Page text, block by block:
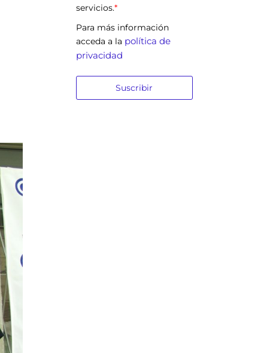
servicios.*
Para más información
acceda a la política de
privacidad
Suscribir